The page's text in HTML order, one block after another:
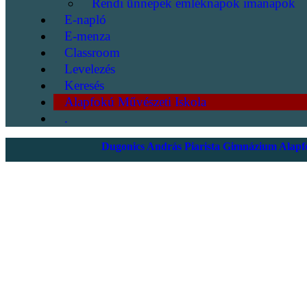
Rendi ünnepek emléknapok imanapok
E-napló
E-menza
Classroom
Levelezés
Keresés
Alapfokú Művészeti Iskola
.
Dugonics András Piarista Gimnázium